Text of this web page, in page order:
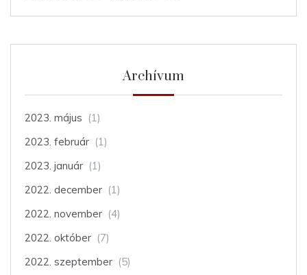
Archívum
2023. május (1)
2023. február (1)
2023. január (1)
2022. december (1)
2022. november (4)
2022. október (7)
2022. szeptember (5)